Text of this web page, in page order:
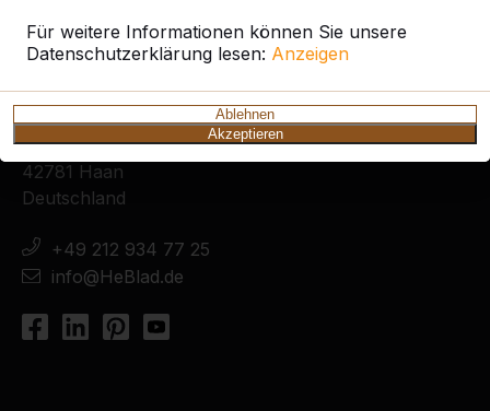
Für weitere Informationen können Sie unsere
Datenschutzerklärung lesen: Anzeigen
Ablehnen
Akzeptieren
HeBlad Deutschland
Diekerstraße 97
42781 Haan
Deutschland
+49 212 934 77 25
info@HeBlad.de